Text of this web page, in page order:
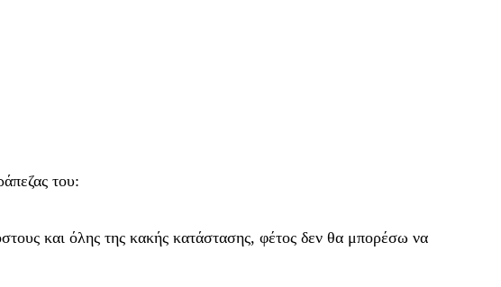
του:
και όλης της κακής κατάστασης, φέτος δεν θα μπορέσω να